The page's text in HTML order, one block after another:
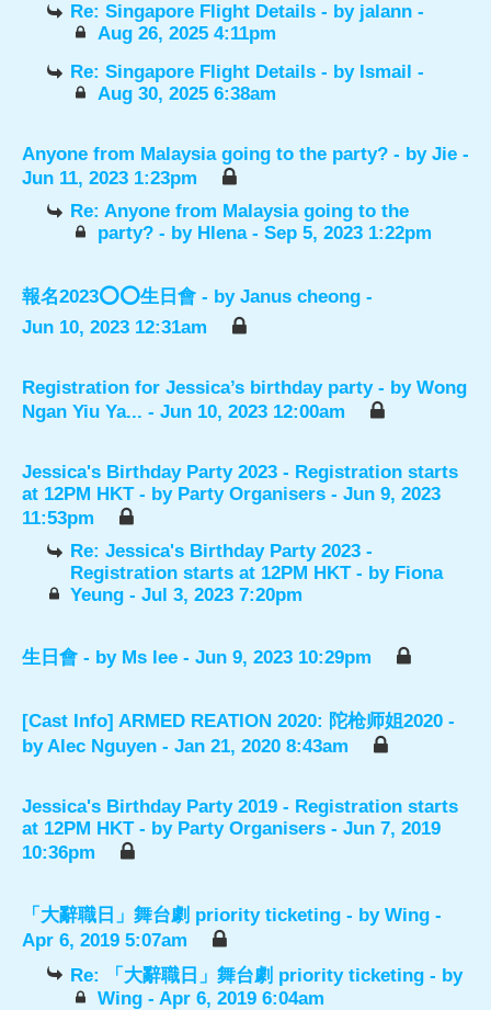
Re: Singapore Flight Details - by jalann -
Aug 26, 2025 4:11pm
Re: Singapore Flight Details - by Ismail -
Aug 30, 2025 6:38am
Anyone from Malaysia going to the party? - by Jie -
Jun 11, 2023 1:23pm
Re: Anyone from Malaysia going to the
party? - by Hlena- Sep 5, 2023 1:22pm
報名2023⭕️⭕️生日會 - by Janus cheong -
Jun 10, 2023 12:31am
Registration for Jessica’s birthday party - by Wong
Ngan Yiu Ya... - Jun 10, 2023 12:00am
Jessica's Birthday Party 2023 - Registration starts
at 12PM HKT - by Party Organisers - Jun 9, 2023
11:53pm
Re: Jessica's Birthday Party 2023 -
Registration starts at 12PM HKT - by Fiona
Yeung - Jul 3, 2023 7:20pm
生日會 - by Ms lee - Jun 9, 2023 10:29pm
[Cast Info] ARMED REATION 2020: 陀枪师姐2020 -
byAlec Nguyen - Jan 21, 2020 8:43am
Jessica's Birthday Party 2019 - Registration starts
at 12PM HKT - by Party Organisers - Jun 7, 2019
10:36pm
「大辭職日」舞台劇 priority ticketing - by Wing -
Apr 6, 2019 5:07am
Re: 「大辭職日」舞台劇 priority ticketing - by
Wing- Apr 6, 2019 6:04am